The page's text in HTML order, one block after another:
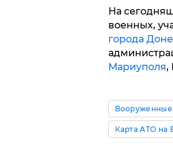
На
военных,
города
Мариуполя,
Карта АТО на